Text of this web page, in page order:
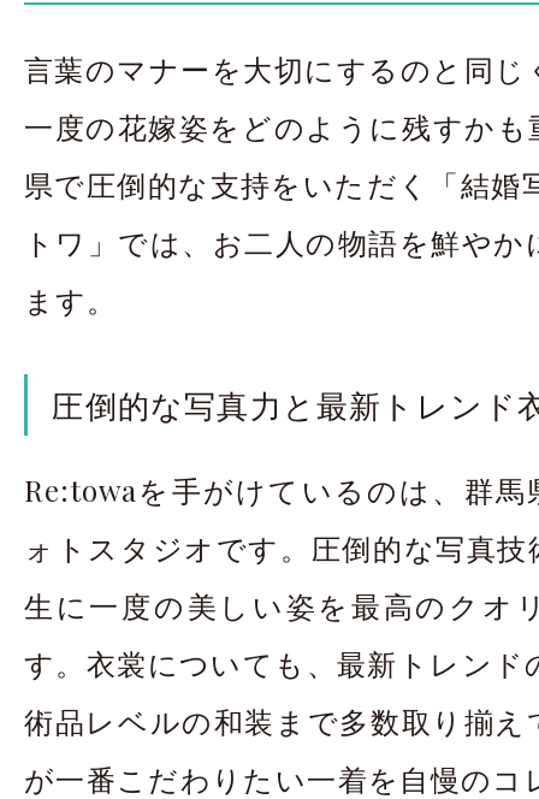
言葉のマナーを大切にするのと同じ
一度の花嫁姿をどのように残すかも
県で圧倒的な支持をいただく「結婚
トワ」では、お二人の物語を鮮や
ます。
圧倒的な写真力と最新トレンド
Re:towaを手がけているのは、群馬
ォトスタジオです。圧倒的な写真
生に一度の美しい姿を最高のクオ
す。衣裳についても、最新トレンド
術品レベルの和装まで多数取り揃え
が一番こだわりたい一着を自慢のコ